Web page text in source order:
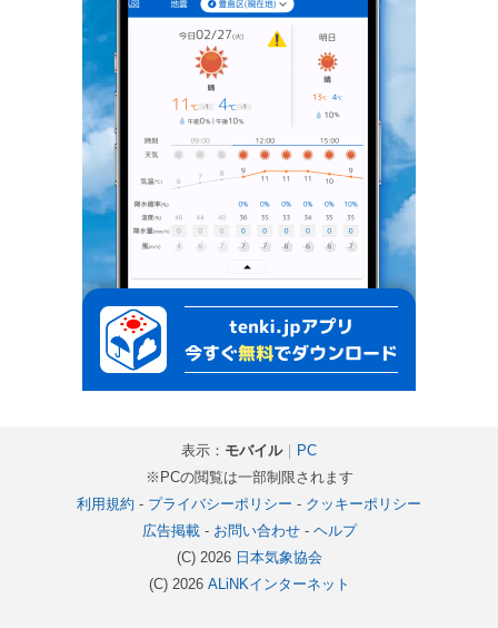
表示： モバイル｜ PC
※PCの閲覧は一部制限されます
利用規約 - プライバシーポリシー - クッキーポリシー
広告掲載- お問い合わせ- ヘルプ
(C) 2026 日本気象協会
(C) 2026 ALiNKインターネット